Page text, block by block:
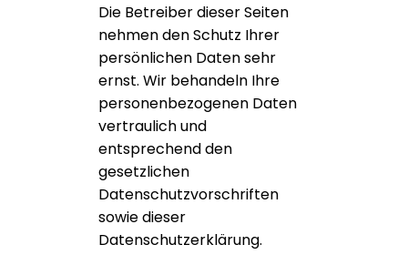
Die Betreiber dieser Seiten
nehmen den Schutz Ihrer
persönlichen Daten sehr
ernst. Wir behandeln Ihre
personenbezogenen Daten
vertraulich und
entsprechend den
gesetzlichen
Datenschutzvorschriften
sowie dieser
Datenschutzerklärung.